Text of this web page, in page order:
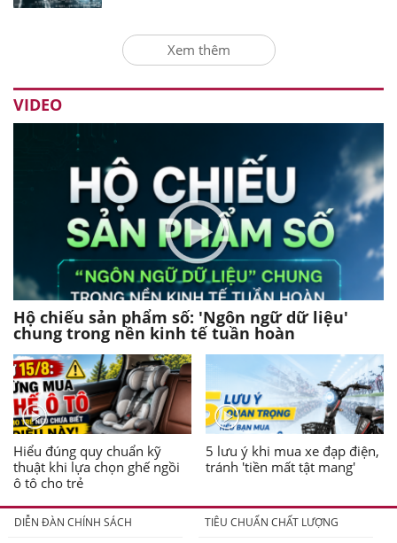
Xem thêm
VIDEO
Hộ chiếu sản phẩm số: 'Ngôn ngữ dữ liệu'
chung trong nền kinh tế tuần hoàn
Hiểu đúng quy chuẩn kỹ
thuật khi lựa chọn ghế ngồi
ô tô cho trẻ
5 lưu ý khi mua xe đạp điện,
tránh 'tiền mất tật mang'
DIỄN ĐÀN CHÍNH SÁCH
TIÊU CHUẨN CHẤT LƯỢNG